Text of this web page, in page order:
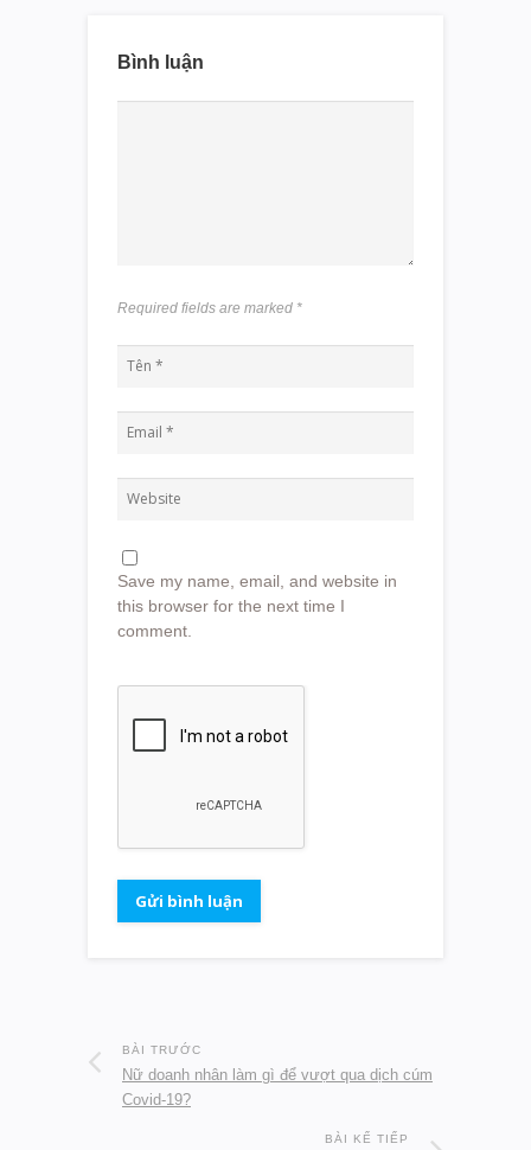
Bình luận
Required fields are marked *
Save my name, email, and website in
this browser for the next time I
comment.
BÀI TRƯỚC
Nữ doanh nhân làm gì để vượt qua dịch cúm
Covid-19?
BÀI KẾ TIẾP